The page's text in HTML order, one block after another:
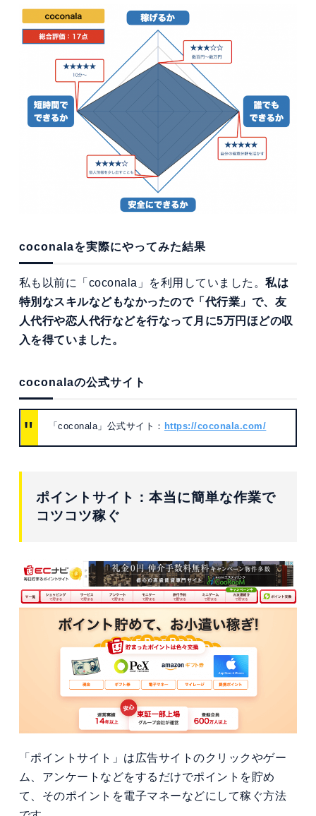
coconalaを実際にやってみた結果
私も以前に「coconala」を利用していました。私は
特別なスキルなどもなかったので「代行業」で、友
人代行や恋人代行などを行なって月に5万円ほどの収
入を得ていました。
coconalaの公式サイト
「coconala」公式サイト： https://coconala.com/
ポイントサイト：本当に簡単な作業で
コツコツ稼ぐ
「ポイントサイト」は広告サイトのクリックやゲー
ム、アンケートなどをするだけでポイントを貯め
て、そのポイントを電子マネーなどにして稼ぐ方法